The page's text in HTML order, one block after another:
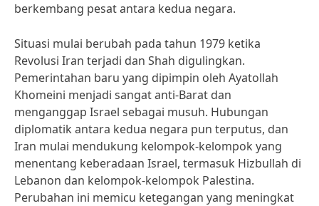
berkembang pesat antara kedua negara.
Situasi mulai berubah pada tahun 1979 ketika
Revolusi Iran terjadi dan Shah digulingkan.
Pemerintahan baru yang dipimpin oleh Ayatollah
Khomeini menjadi sangat anti-Barat dan
menganggap Israel sebagai musuh. Hubungan
diplomatik antara kedua negara pun terputus, dan
Iran mulai mendukung kelompok-kelompok yang
menentang keberadaan Israel, termasuk Hizbullah di
Lebanon dan kelompok-kelompok Palestina.
Perubahan ini memicu ketegangan yang meningkat